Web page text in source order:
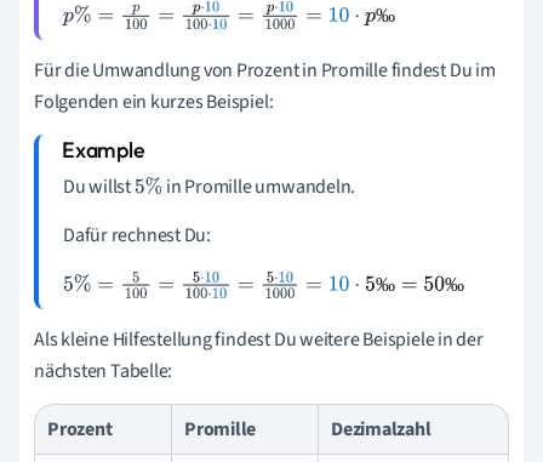
‰
p%=p100=p ·10 100·10 =p· 101000= 10·p‰
Für die Umwandlung von Prozent in Promille findest Du im
Folgenden ein kurzes Beispiel:
Du willst5% in Promille umwandeln.
Dafür rechnest Du:
‰ ‰
5%= 5100=5 10 100·10 5·101000=10·5 ‰=50‰
Als kleine Hilfestellung findest Du weitere Beispiele in der
nächsten Tabelle:
Prozent Promille
Dezimalzahl